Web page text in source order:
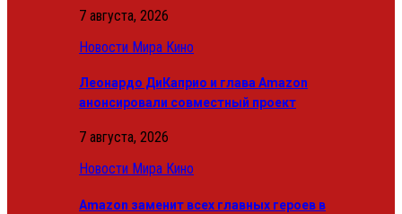
7 августа, 2026
Новости Мира Кино
Леонардо ДиКаприо и глава Amazon
анонсировали совместный проект
7 августа, 2026
Новости Мира Кино
Amazon заменит всех главных героев в